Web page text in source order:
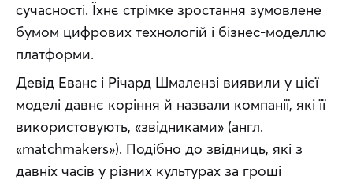
сучасності. Їхнє стрімке зростання зумовлене
бумом цифрових технологій і бізнес-моделлю
платформи.
Девід Еванс і Річард Шмалензі виявили у цієї
моделі давнє коріння й назвали компанії, які її
використовують, «звідниками» (англ.
«matchmakers»). Подібно до звідниць, які з
давніх часів у різних культурах за гроші